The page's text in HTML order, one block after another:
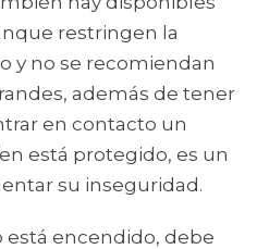
restringen la
y no se recomiendan
además de tener
en contacto un
está protegido, es un
su inseguridad.
está encendido, debe